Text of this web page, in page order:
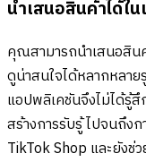
นำเสนอสินค้าได้ใ
คุณสามารถนำเสนอสิน
ดูน่าสนใจได้หลากหลา
แอปพลิเคชันจึงไม่ได้รู้สึ
สร้างการรับรู้ ไปจนถึงก
TikTok Shop และยังช่